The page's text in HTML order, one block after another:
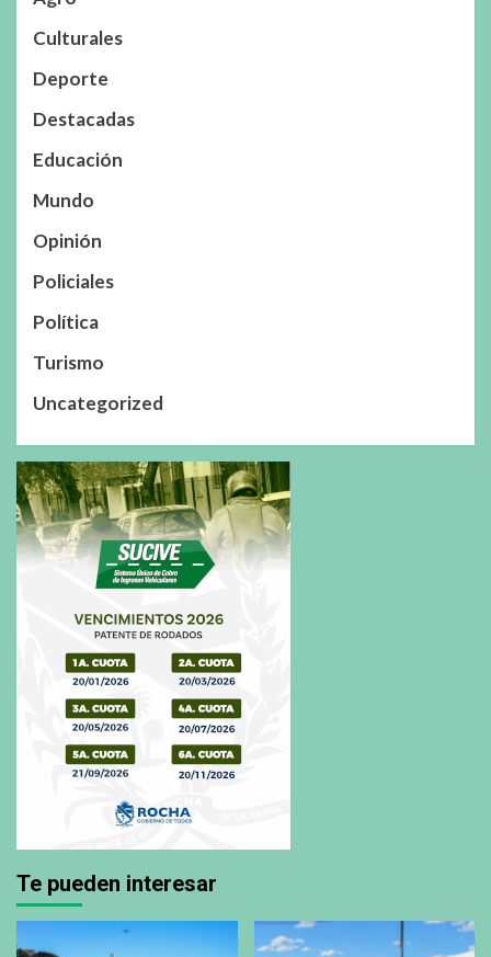
Culturales
Deporte
Destacadas
Educación
Mundo
Opinión
Policiales
Política
Turismo
Uncategorized
Te pueden interesar